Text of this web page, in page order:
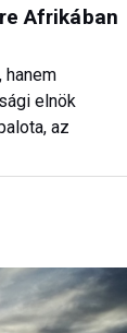
Afrikában
hanem
elnök
az